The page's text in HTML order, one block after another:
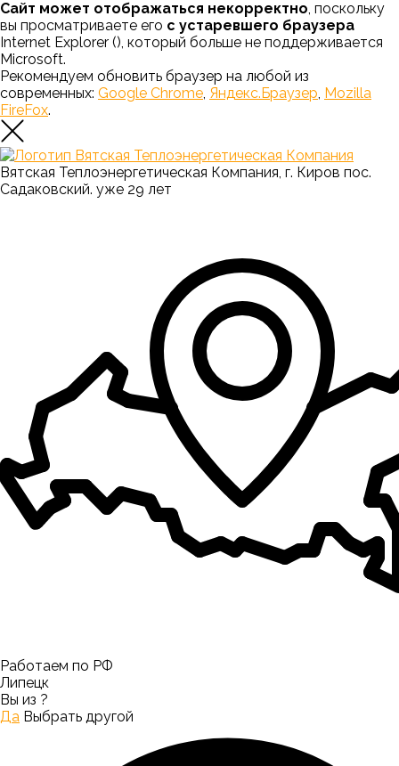
Сайт может отображаться некорректно, поскольку
вы просматриваете его с устаревшего браузера
Internet Explorer (), который больше не поддерживается
Microsoft.
Рекомендуем обновить браузер на любой из
современных: Google Chrome, Яндекс.Браузер, Mozilla
FireFox.
Вятская Теплоэнергетическая Компания, г. Киров пос.
Садаковский. уже 29 лет
Работаем по РФ
Липецк
Вы из ?
Да Выбрать другой